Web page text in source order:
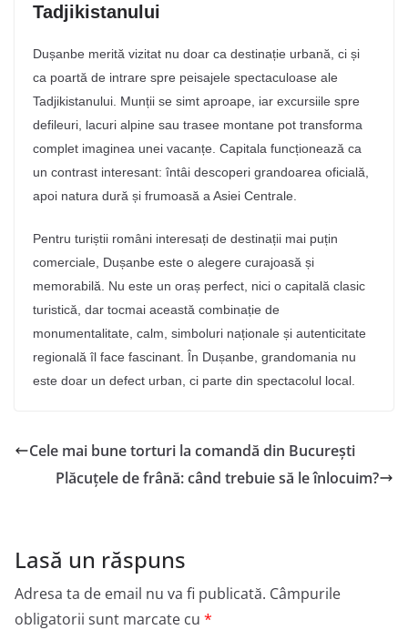
Tadjikistanului
Dușanbe merită vizitat nu doar ca destinație urbană, ci și
ca poartă de intrare spre peisajele spectaculoase ale
Tadjikistanului. Munții se simt aproape, iar excursiile spre
defileuri, lacuri alpine sau trasee montane pot transforma
complet imaginea unei vacanțe. Capitala funcționează ca
un contrast interesant: întâi descoperi grandoarea oficială,
apoi natura dură și frumoasă a Asiei Centrale.
Pentru turiștii români interesați de destinații mai puțin
comerciale, Dușanbe este o alegere curajoasă și
memorabilă. Nu este un oraș perfect, nici o capitală clasic
turistică, dar tocmai această combinație de
monumentalitate, calm, simboluri naționale și autenticitate
regională îl face fascinant. În Dușanbe, grandomania nu
este doar un defect urban, ci parte din spectacolul local.
Cele mai bune torturi la comandă din București
Plăcuțele de frână: când trebuie să le înlocuim?
Lasă un răspuns
Adresa ta de email nu va fi publicată. Câmpurile
obligatorii sunt marcate cu *